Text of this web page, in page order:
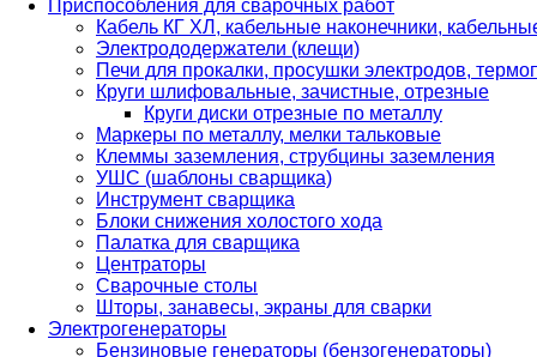
Приспособления для сварочных работ
Кабель КГ ХЛ, кабельные наконечники,
Электрододержатели (клещи)
Печи для прокалки, просушки электродов,
Круги шлифовальные, зачистные, отрезные
Круги диски отрезные по металлу
Маркеры по металлу, мелки тальковые
Клеммы заземления, струбцины заземления
УШС (шаблоны сварщика)
Инструмент сварщика
Блоки снижения холостого хода
Палатка для сварщика
Центраторы
Сварочные столы
Шторы, занавесы, экраны для сварки
Электрогенераторы
Бензиновые генераторы (бензогенераторы)